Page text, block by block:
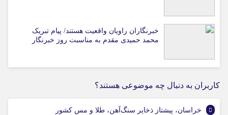
خبرنگاران راویان واقعیت هستند/ پیام تبریک
محمد حمیدی مقدم به مناسبت روز خبرنگار
کاربران به دنبال چه موضوعی هستند؟
خراسان، پیشتاز ذخایر سنگ‌آهن، طلا و مس کشور